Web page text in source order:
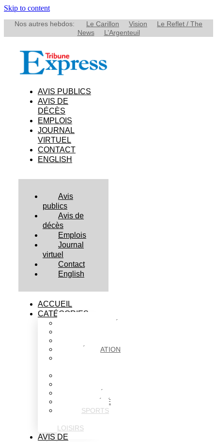
Skip to content
Nos autres hebdos: Le Carillon Vision
Le Reflet / The
News
L’Argenteuil
AVIS PUBLICS
AVIS DE
DÉCÈS
EMPLOIS
JOURNAL
VIRTUEL
CONTACT
ENGLISH
Avis
publics
Avis de
décès
Emplois
Journal
virtuel
Contact
English
ACCUEIL
CATÉGORIES
ÉDUCATION
SOCIÉTÉ
SPORTS
LOISIRS
AVIS DE